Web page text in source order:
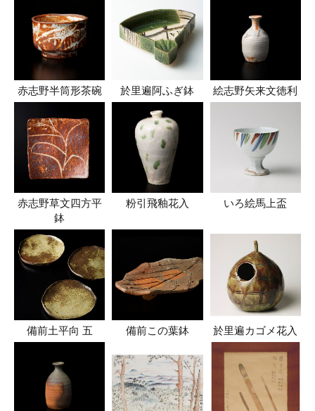
赤志野半筒形茶碗 於里遍阿ふぎ鉢 絵志野矢来文徳利
赤志野草文四方平
鉢
粉引飛釉花入 いろ絵馬上盃
備前土平向 五 備前この葉鉢 於里遍カゴメ花入